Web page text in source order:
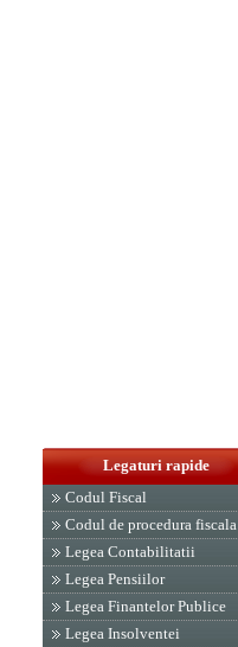
Legaturi rapide
Codul Fiscal
Codul de procedura fiscala
Legea Contabilitatii
Legea Pensiilor
Legea Finantelor Publice
Legea Insolventei